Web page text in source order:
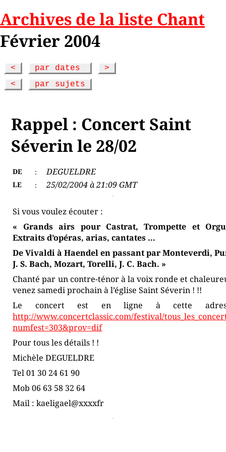
Archives de la liste Chant
Février 2004
< par dates
>
<
par sujets
Rappel : Concert Saint
Séverin le 28/02
DE : DEGUELDRE
LE : 25/02/2004 à 21:09 GMT
Si vous voulez écouter :
« Grands airs pour Castrat, Trompette et
Extraits d’opéras, arias, cantates …
De Vivaldi à Haendel en passant par Monteverdi,
J. S. Bach, Mozart, Torelli, J. C. Bach. »
Chanté par un contre-ténor à la voix ronde et
venez samedi prochain à l’église Saint Séverin ! !!
Le concert est en ligne à cette
http://www.concertclassic.com/festival/
numfest=303&prov=dif
Pour tous les détails ! !
Michèle DEGUELDRE
Tel 01 30 24 61 90
Mob 06 63 58 32 64
Mail : kaeligael@xxxxfr